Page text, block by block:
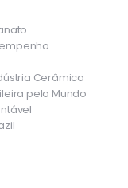
Cerâmica
pelo Mundo